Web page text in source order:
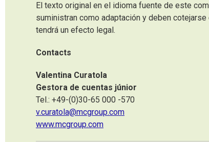
El texto original en el idioma fuente de este
suministran como adaptación y deben
tendrá un efecto legal.
Contacts
Valentina Curatola
Gestora de cuentas júnior
Tel.: +49-(0)30-65 000 -570
v.curatola@mcgroup.com
www.mcgroup.com